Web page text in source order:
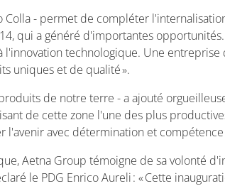
Colla - permet de compléter
qui a généré d'importantes
technologique. Une
uniques et de qualité ».
de notre terre - a ajouté
de cette zone l'une des plus
avec détermination et compétence
Aetna Group témoigne de sa volonté
le PDG Enrico Aureli : « Cette